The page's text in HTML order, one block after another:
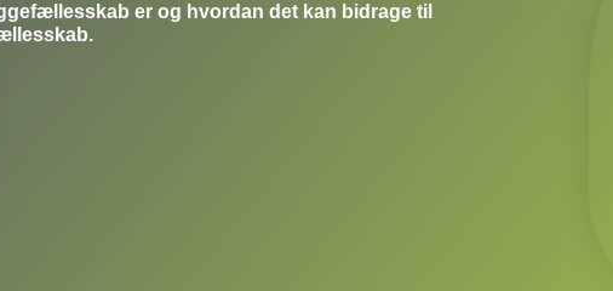
er og hvordan det kan bidrage til